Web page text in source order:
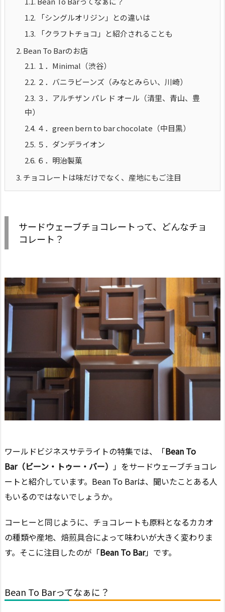
1.2. 「シングルオリジン」との違いは
1.3. 「クラフトチョコ」と紹介されることも
2. Bean To Barのお店
2.1. １．Minimal（渋谷）
2.2. ２．バニラビーンズ（みなとみらい、川崎）
2.3. ３．アルチザン パレ ド オール（清里、青山、豊
中）
2.4. ４．green bern to bar chocolate（中目黒）
2.5. ５．ダンデライオン
2.6. ６．明治製菓
3. チョコレートは味だけでなく、産地にもご注目
サードウェーブチョコレートって、どんなチョ
コレート？
ワールドビジネスサテライトの特集では、「Bean To
Bar（ビーン・トゥー・バー） 」をサードウェーブチョコレ
ートと紹介しています。Bean To Barは、聞いたことある人
もいるのではないでしょうか。
コーヒーと同じように、チョコレートも原料となるカカオ
の種類や産地、焙煎具合によって味わいが大きく変わりま
す。そこに注目したのが「Bean To Bar」です。
Bean To Barってなぁに？